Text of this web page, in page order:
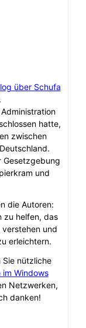
über Schufa
hatte,
zwischen
Gesetzgebung
und
die Autoren:
zu helfen, das
und
erleichtern.
Sie nützliche
im Windows
Netzwerken,
danken!